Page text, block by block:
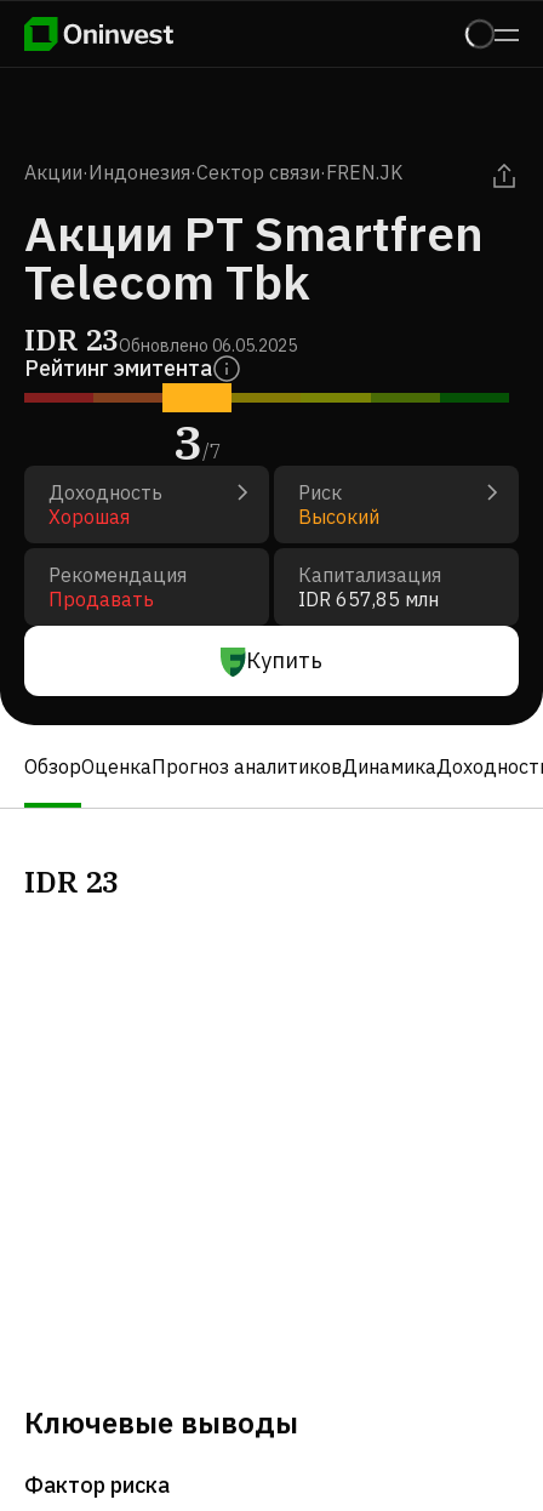
Акции·Индонезия·Сектор связи·FREN.JK
Акции PT Smartfren
Telecom Tbk
IDR 23Обновлено 06.05.2025
Рейтинг эмитента
3/7
Доходность
Хорошая
Риск
Высокий
Рекомендация
Продавать
Капитализация
IDR 657,85 млн
Купить
ОбзорОценкаПрогноз аналитиковДинамика
IDR 23
Ключевые выводы
Фактор риска